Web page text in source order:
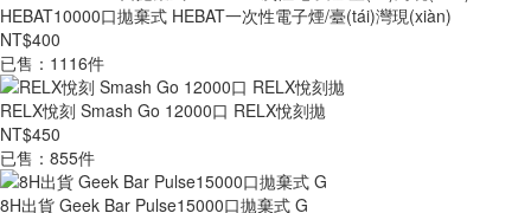
HEBAT10000口拋棄式 HEBAT一次性電子煙/臺(tái)灣現(xiàn)
NT$400
已售：1116件
RELX悅刻 Smash Go 12000口 RELX悅刻拋
NT$450
已售：855件
8H出貨 Geek Bar Pulse15000口拋棄式 G